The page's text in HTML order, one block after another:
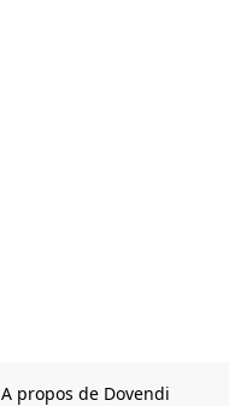
A propos de Dovendi